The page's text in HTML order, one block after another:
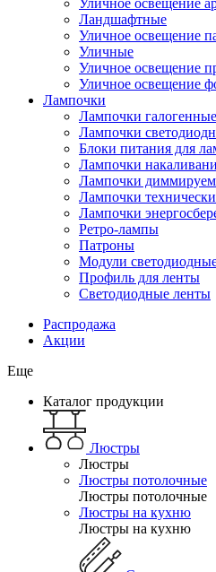
Уличное освещение
Ландшафтные
Уличное освещение
Уличные
Уличное освещение
Уличное освещение
Лампочки
Лампочки галогенные
Лампочки
Блоки питания для
Лампочки
Лампочки
Лампочки
Лампочки
Ретро-лампы
Патроны
Модули
Профиль для ленты
Светодиодные ленты
Распродажа
Акции
Еще
Каталог продукции
Люстры
Люстры
Люстры потолочные
Люстры потолочные
Люстры на кухню
Люстры на кухню